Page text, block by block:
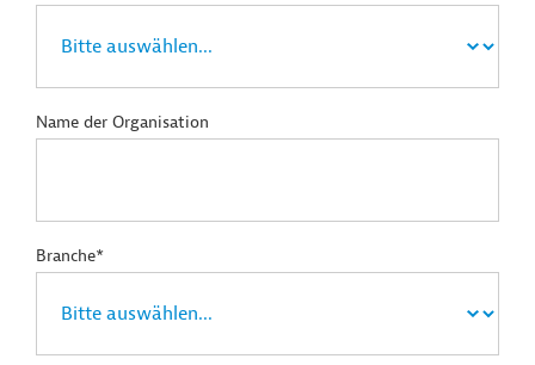
Name der Organisation
Branche*